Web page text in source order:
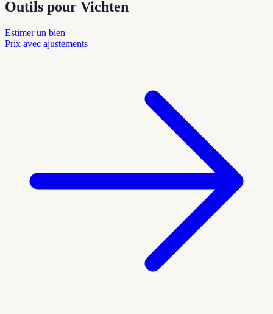
Outils pour Vichten
Estimer un bien
Prix avec ajustements